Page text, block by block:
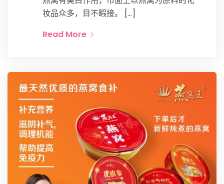
妆品众多，目不暇接。 […]
Read More